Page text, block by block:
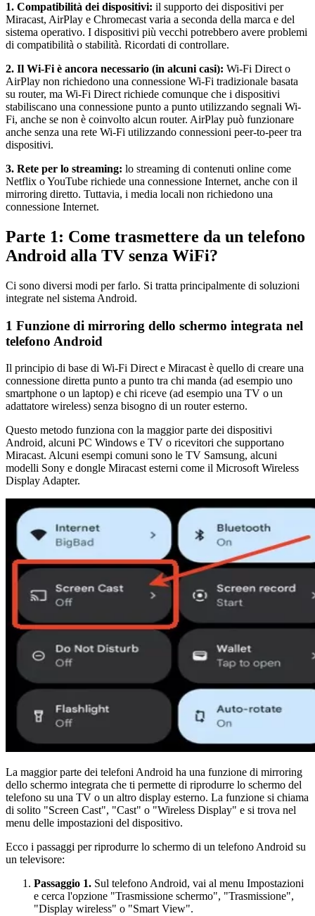
1. Compatibilità dei dispositivi: il supporto dei dispositivi per
Miracast, AirPlay e Chromecast varia a seconda della marca e del
sistema operativo. I dispositivi più vecchi potrebbero avere problemi
di compatibilità o stabilità. Ricordati di controllare.
2. Il Wi-Fi è ancora necessario (in alcuni casi): Wi-Fi Direct o
AirPlay non richiedono una connessione Wi-Fi tradizionale basata
su router, ma Wi-Fi Direct richiede comunque che i dispositivi
stabiliscano una connessione punto a punto utilizzando segnali Wi-
Fi, anche se non è coinvolto alcun router. AirPlay può funzionare
anche senza una rete Wi-Fi utilizzando connessioni peer-to-peer tra
dispositivi.
3. Rete per lo streaming: lo streaming di contenuti online come
Netflix o YouTube richiede una connessione Internet, anche con il
mirroring diretto. Tuttavia, i media locali non richiedono una
connessione Internet.
Parte 1: Come trasmettere da un telefono
Android alla TV senza WiFi?
Ci sono diversi modi per farlo. Si tratta principalmente di soluzioni
integrate nel sistema Android.
1 Funzione di mirroring dello schermo integrata nel
telefono Android
Il principio di base di Wi-Fi Direct e Miracast è quello di creare una
connessione diretta punto a punto tra chi manda (ad esempio uno
smartphone o un laptop) e chi riceve (ad esempio una TV o un
adattatore wireless) senza bisogno di un router esterno.
Questo metodo funziona con la maggior parte dei dispositivi
Android, alcuni PC Windows e TV o ricevitori che supportano
Miracast. Alcuni esempi comuni sono le TV Samsung, alcuni
modelli Sony e dongle Miracast esterni come il Microsoft Wireless
Display Adapter.
La maggior parte dei telefoni Android ha una funzione di mirroring
dello schermo integrata che ti permette di riprodurre lo schermo del
telefono su una TV o un altro display esterno. La funzione si chiama
di solito "Screen Cast", "Cast" o "Wireless Display" e si trova nel
menu delle impostazioni del dispositivo.
Ecco i passaggi per riprodurre lo schermo di un telefono Android su
un televisore:
Passaggio 1. Sul telefono Android, vai al menu Impostazioni
e cerca l'opzione "Trasmissione schermo", "Trasmissione",
"Display wireless" o "Smart View".